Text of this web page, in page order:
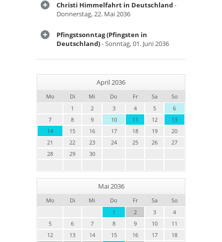
Christi Himmelfahrt in Deutschland-
Donnerstag, 22. Mai 2036
Pfingstsonntag (Pfingsten in
Deutschland)- Sonntag, 01. Juni 2036
April 2036
Mo Di Mi Do Fr Sa
So
1
2 3 4 5
6
7
8 9 10 11 12
13
14
15 16 17 18 19
20
21
22 23 24 25 26
27
28
29 30
Mai 2036
Mo Di Mi Do Fr Sa
So
1
2 3
4
5
6 7 8 9 10
11
12
13 14 15 16 17
18